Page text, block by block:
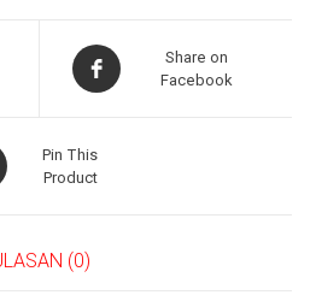
Share on
Facebook
Pin This
Product
(0)